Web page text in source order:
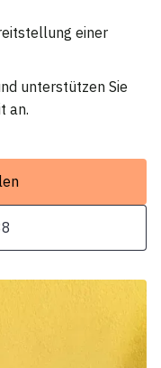
einer
unterstützen Sie
an.